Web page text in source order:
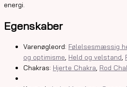
energi.
Egenskaber
Varenøgleord: Følelsesmæssig
og optimisme Held og velstand
Chakras: Hjerte Chakra Rod